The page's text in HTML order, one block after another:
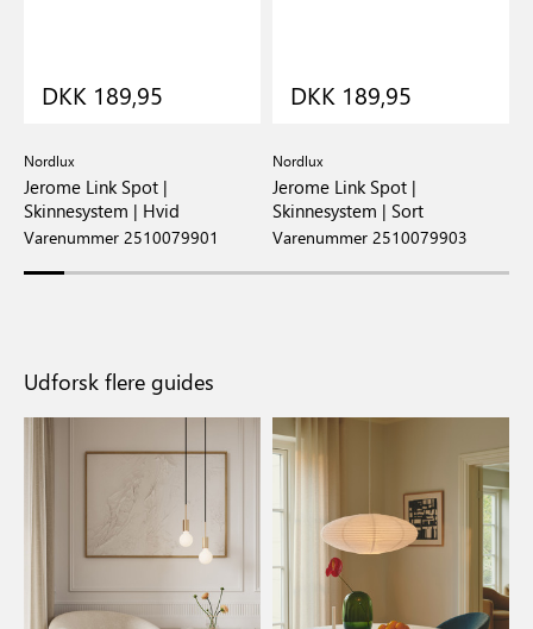
DKK 189,95
Nordlux
Jerome Link Spot |
Skinnesystem | Hvid
Varenummer 2510079901
DKK 189,95
Nordlux
Jerome Link Spot |
Skinnesystem | Sort
Varenummer 2510079903
Udforsk flere guides